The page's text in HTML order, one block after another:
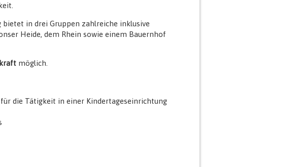
bietet in drei Gruppen zahlreiche inklusive
Heide, dem Rhein sowie einem Bauernhof
möglich.
die Tätigkeit in einer Kindertageseinrichtung